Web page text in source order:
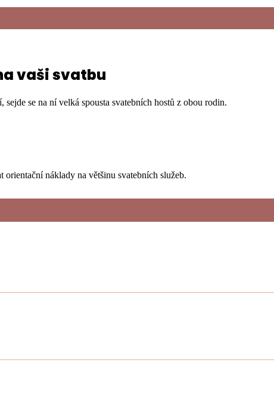
vaši svatbu
se na ní velká spousta svatebních hostů z obou rodin.
náklady na většinu svatebních služeb.